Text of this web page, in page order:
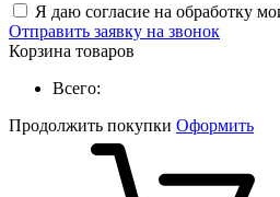
Я даю согласие на обработку
Отправить заявку на звонок
Корзина товаров
Всего:
Продолжить покупки Оформить